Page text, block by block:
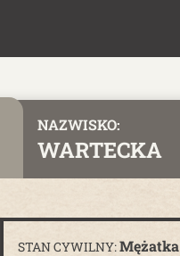
NAZWISKO:
WARTECKA
STAN CYWILNY:Mężatka